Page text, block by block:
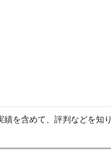
を含めて、評判などを知り